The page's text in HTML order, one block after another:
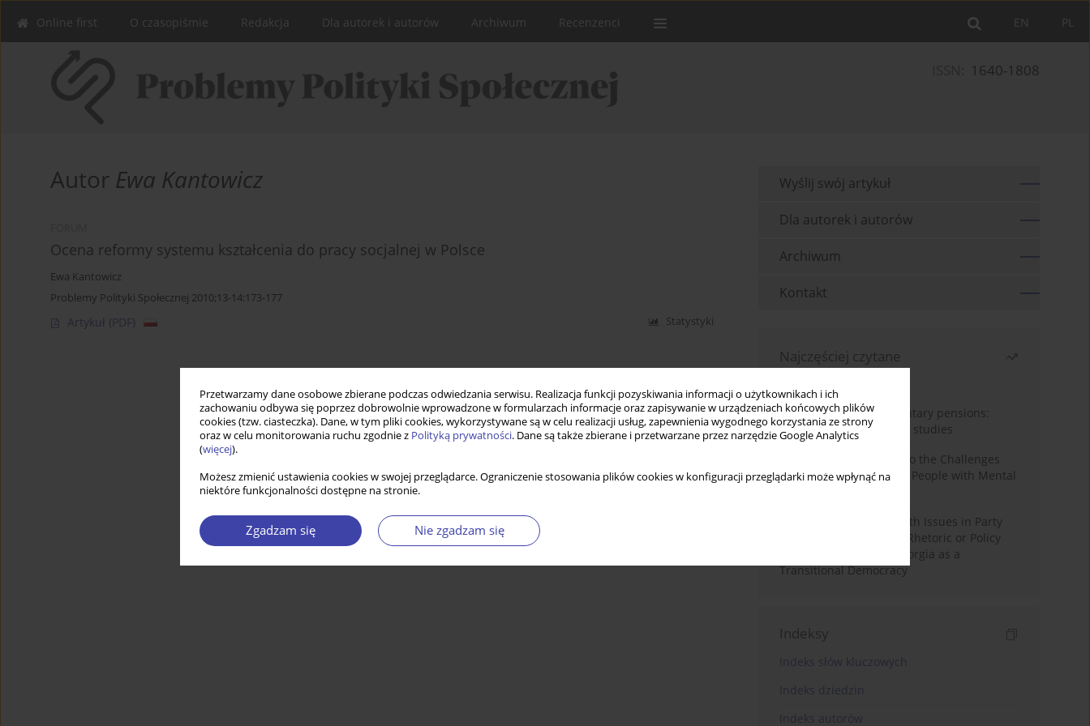
Przetwarzamy dane osobowe zbierane podczas odwiedzania serwisu. Realizacja funkcji pozyskiwania informacji o użytkownikach i ich
zachowaniu odbywa się poprzez dobrowolnie wprowadzone w formularzach informacje oraz zapisywanie w urządzeniach końcowych plików
cookies (tzw. ciasteczka). Dane, w tym pliki cookies, wykorzystywane są w celu realizacji usług, zapewnienia wygodnego korzystania ze strony
oraz w celu monitorowania ruchu zgodnie z Polityką prywatności. Dane są także zbierane i przetwarzane przez narzędzie Google Analytics
(więcej).
Możesz zmienić ustawienia cookies w swojej przeglądarce. Ograniczenie stosowania plików cookies w konfiguracji przeglądarki może wpłynąć na
niektóre funkcjonalności dostępne na stronie.
Zgadzam się Nie zgadzam się
PL
EN
Online first O czasopiśmie Redakcja Dla autorek i autorów Archiwum Recenzenci
1640-1808
Autor Ewa Kantowicz
Ocena reformy systemu kształcenia do pracy socjalnej w Polsce
Ewa Kantowicz
Problemy Polityki Społecznej 2010;13-14:173-177
Artykuł (PDF) Statystyki
Wyślij swój artykuł
Dla autorek i autorów
Archiwum
Kontakt
Najczęściej czytane
Auto-enrolment in voluntary pensions:
Comparative OECD case studies
Bibliometric Insights into the Challenges
and Needs of Homeless People with Mental
The Politicisation of Youth Issues in Party
Programmes: Symbolic Rhetoric or Policy
Priority? The Case of Georgia as a
Transitional Democracy
Indeksy
Indeks słów kluczowych
Indeks dziedzin
Indeks autorów